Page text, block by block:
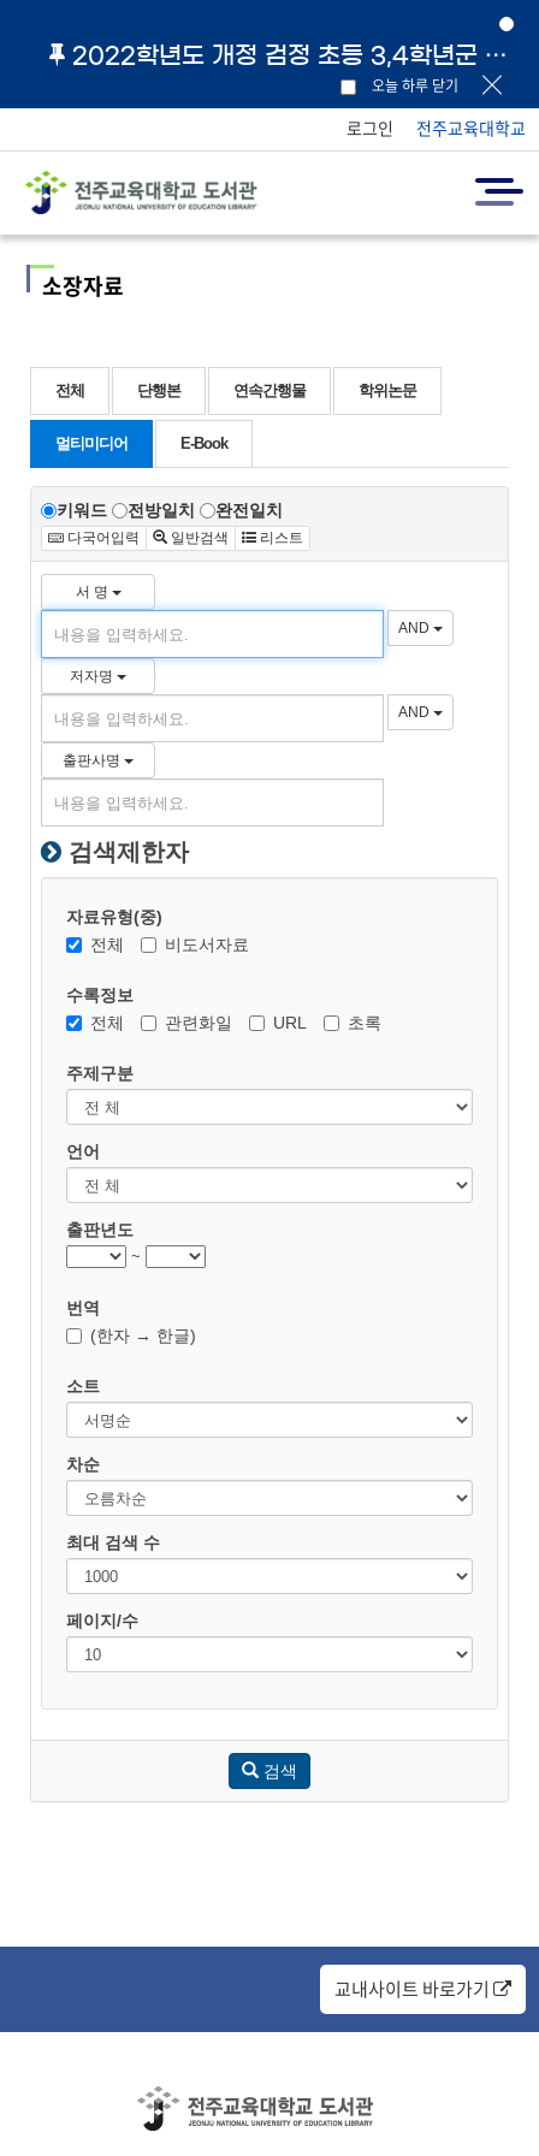
2022학년도 개정 검정 초등 3,4학년군 교과서 및 지도서 원문 링크 안내
오늘 하루 닫기
로그인 전주교육대학교
소장자료
전체 단행본 연속간행물 학위논문
멀티미디어 E-Book
키워드 전방일치 완전일치
다국어입력 일반검색 리스트
서 명
AND
저자명
AND
출판사명
검색제한자
자료유형(중)
전체
비도서자료
수록정보
전체
관련화일 URL 초록
주제구분
언어
출판년도
~
번역
(한자 → 한글)
소트
차순
최대 검색 수
페이지/수
검색
교내사이트 바로가기